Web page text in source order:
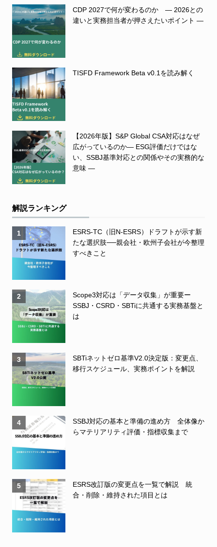
CDP 2027で何が変わるのか ― 2026との
違いと実務担当者が押さえたいポイント ―
TISFD Framework Beta v0.1を読み解く
【2026年版】S&P Global CSA対応はなぜ
広がっているのか― ESG評価だけではな
い、SSBJ基準対応との関係やその実務的な
意味 ―
解説ランキング
1
ESRS-TC（旧N-ESRS）ドラフトが示す新
たな選択肢──親会社・欧州子会社が今整理
すべきこと
2
Scope3対応は「データ収集」が重要ー
SSBJ・CSRD・SBTiに共通する実務基盤と
は
3
SBTiネットゼロ基準V2.0決定版：変更点、
移行スケジュール、実務ポイントを解説
4
SSBJ対応の基本と準備の進め方 全体像か
らマテリアリティ評価・指標収集まで
5
ESRS改訂版の変更点を一覧で解説 統
合・削除・維持された項目とは